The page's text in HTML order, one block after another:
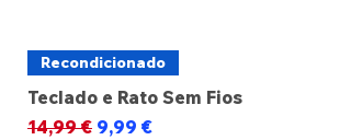
Recondicionado
Teclado e Rato Sem Fios
Preço normal
14,99 € Preço promocional
9,99 €